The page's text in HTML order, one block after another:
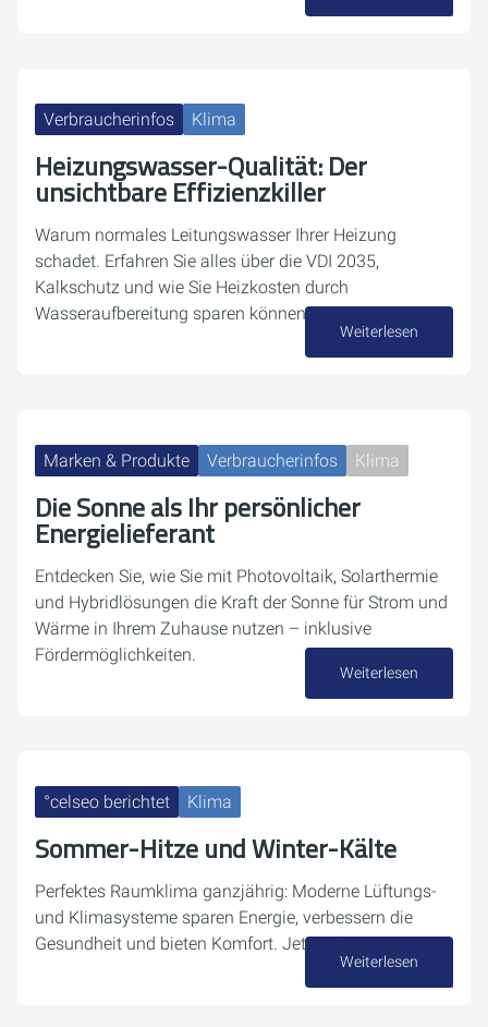
Verbraucherinfos Klima
Heizungswasser-Qualität: Der
unsichtbare Effizienzkiller
Warum normales Leitungswasser Ihrer Heizung
schadet. Erfahren Sie alles über die VDI 2035,
Kalkschutz und wie Sie Heizkosten durch
Wasseraufbereitung sparen können.
Weiterlesen
Marken & Produkte Verbraucherinfos Klima
Die Sonne als Ihr persönlicher
Energielieferant
Entdecken Sie, wie Sie mit Photovoltaik, Solarthermie
und Hybridlösungen die Kraft der Sonne für Strom und
Wärme in Ihrem Zuhause nutzen – inklusive
Fördermöglichkeiten.
Weiterlesen
°celseo berichtet Klima
Sommer-Hitze und Winter-Kälte
Perfektes Raumklima ganzjährig: Moderne Lüftungs-
und Klimasysteme sparen Energie, verbessern die
Gesundheit und bieten Komfort. Jetzt informieren!
Weiterlesen